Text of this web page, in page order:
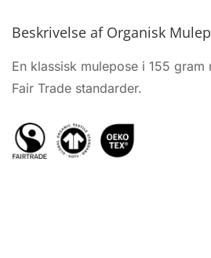
Beskrivelse af Organisk
En klassisk mulepose i 155
Fair Trade standarder.